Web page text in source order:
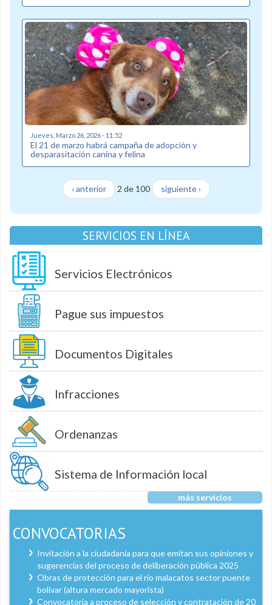
Jueves, Marzo 26, 2026 - 11:52
El 21 de marzo habrá campaña de adopción y
desparasitación canina y felina
‹ anterior 2 de 100 siguiente ›
SERVICIOS EN LÍNEA
Servicios Electrónicos
Pague sus impuestos
Documentos Digitales
Infracciones
Ordenanzas
Sistema de Información local
más servicios
CONVOCATORIAS
Invitación a la ciudadanía para que emitan sus opiniones y
sugerencias del proceso de deliberación pública 2025
Obras de protección para el río malacatos sector puente
bolívar (altura mercado mayorista)
Convocatoria a proceso de selección y contratación de 20